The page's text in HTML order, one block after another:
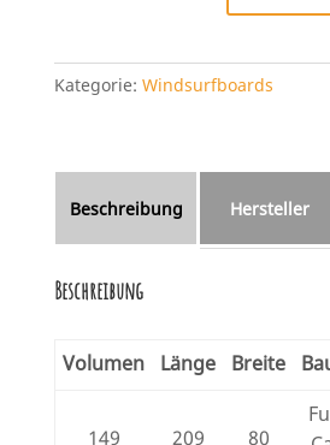
Kategorie: Windsurfboards
Beschreibung Hersteller
Beschreibung
Volumen Länge Breite
149 209 80